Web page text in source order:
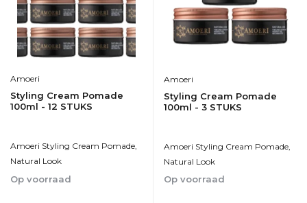
Amoeri
Styling Cream Pomade
100ml - 12 STUKS
Amoeri Styling Cream Pomade,
Natural Look
Op voorraad
Amoeri
Styling Cream Pomade
100ml - 3 STUKS
Amoeri Styling Cream Pomade,
Natural Look
Op voorraad